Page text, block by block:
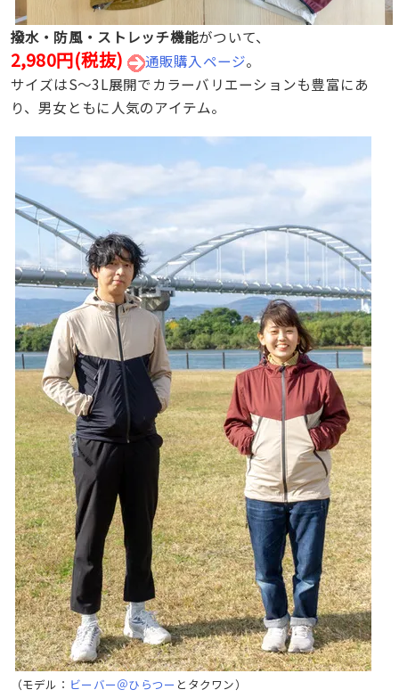
撥水・防風・ストレッチ機能がついて、
2,980円(税抜) 通販購入ページ。
サイズはS〜3L展開でカラーバリエーションも豊富にあ
り、男女ともに人気のアイテム。
（モデル： ビーバー＠ひらつー とタクワン）